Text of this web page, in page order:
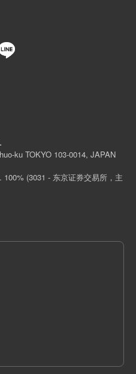
ku TOKYO 103-0014, JAPAN
100% (3031 - 东京证券交易所，主